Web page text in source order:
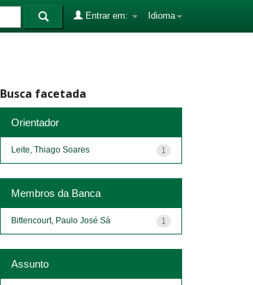
Idioma
Entrar em:
Busca facetada
Orientador
1
Leite, Thiago Soares
Membros da Banca
1
Bittencourt, Paulo José Sá
Assunto